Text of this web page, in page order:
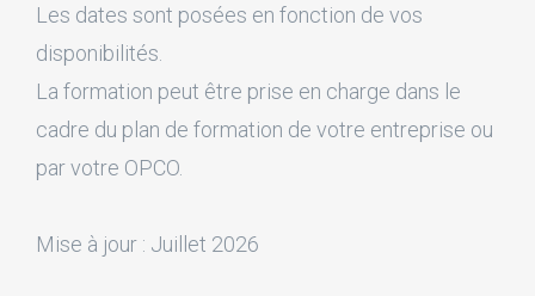
Les dates sont posées en fonction de vos
disponibilités.
La formation peut être prise en charge dans le
cadre du plan de formation de votre entreprise ou
par votre OPCO.
Mise à jour : Juillet 2026